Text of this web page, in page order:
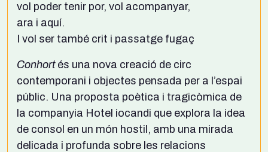
vol poder tenir por, vol acompanyar,
ara i aquí.
I vol ser també crit i passatge fugaç
Conhortés una nova creació de circ
contemporani i objectes pensada per a l’espai
públic. Una proposta poètica i tragicòmica de
la companyia Hotel iocandi que explora la idea
de consol en un món hostil, amb una mirada
delicada i profunda sobre les relacions